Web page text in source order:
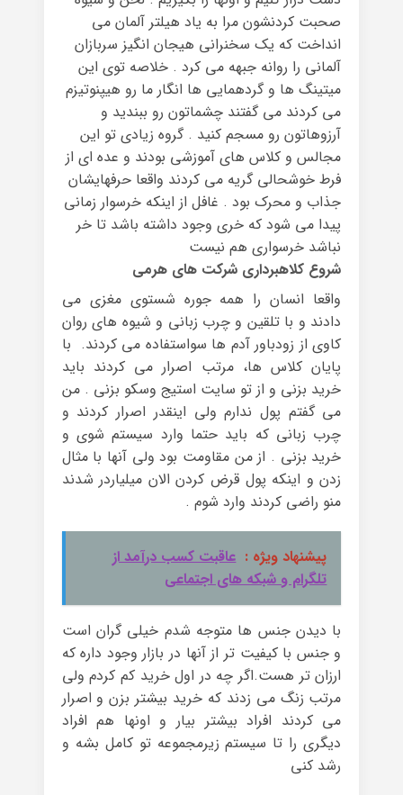
صحبت کردنشون مرا به یاد هیلتر آلمان می
انداخت که یک سخنرانی هیجان انگیز سربازان
آلمانی را روانه جبهه می کرد . خلاصه توی این
میتینگ ها و گردهمایی ها انگار ما رو هیپنوتیزم
می کردند می گفتند چشماتون رو ببندید و
آرزوهاتون رو مسجم کنید . گروه زیادی تو این
مجالس و کلاس های آموزشی بودند و عده ای از
فرط خوشحالی گریه می کردند واقعا حرفهایشان
جذاب و محرک بود . غافل از اینکه خرسوار زمانی
پیدا می شود که خری وجود داشته باشد تا خر
نباشد خرسواری هم نیست
شروع کلاهبرداری شرکت های هرمی
واقعا انسان را همه جوره شستوی مغزی می
دادند و با تلقین و چرب زبانی و شیوه های روان
کاوی از زودباور آدم ها سواستفاده می کردند. با
پایان کلاس ها، مرتب اصرار می کردند باید
خرید بزنی و از تو سایت استیج وسکو بزنی . من
می گفتم پول ندارم ولی اینقدر اصرار کردند و
چرب زبانی که باید حتما وارد سیستم شوی و
خرید بزنی . از من مقاومت بود ولی آنها با مثال
زدن و اینکه پول قرض کردن الان میلیاردر شدند
منو راضی کردند وارد شوم .
پیشنهاد ویژه : عاقبت کسب درآمد از
تلگرام و شبکه های اجتماعی
با دیدن جنس ها متوجه شدم خیلی گران است
و جنس با کیفیت تر از آنها در بازار وجود داره که
ارزان تر هست.اگر چه در اول خرید کم کردم ولی
مرتب زنگ می زدند که خرید بیشتر بزن و اصرار
می کردند افراد بیشتر بیار و اونها هم افراد
دیگری را تا سیستم زیرمجموعه تو کامل بشه و
رشد کنی